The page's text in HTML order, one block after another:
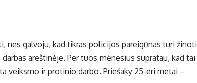
nes galvoju, kad tikras policijos pareigūnas turi žinoti
areštinėje. Per tuos mėnesius supratau, kad tai
veiksmo ir protinio darbo. Priešaky 25-eri metai –